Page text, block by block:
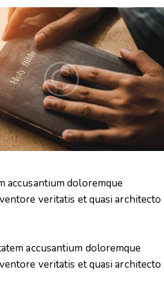
accusantium doloremque
veritatis et quasi architecto
accusantium doloremque
veritatis et quasi architecto